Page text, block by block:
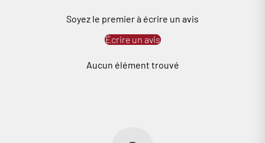
Soyez le premier à écrire un avis
Écrire un avis
Aucun élément trouvé
Connexion requise
votre liste de souhaits et afficher vos articles précédemment